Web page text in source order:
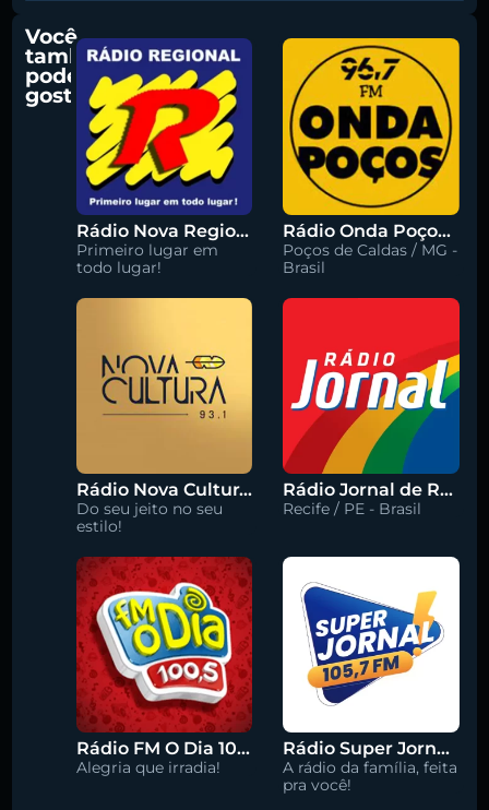
Você
também
pode
gostar
Rádio Nova Regional 91.5 FM
Primeiro lugar em
todo lugar!
Rádio Onda Poços 96.7 FM
Poços de Caldas / MG -
Brasil
Rádio Nova Cultura 93.1 FM
Do seu jeito no seu
estilo!
Rádio Jornal de Recife 90.3 FM
Recife / PE - Brasil
Rádio FM O Dia 100.5
Alegria que irradia!
Rádio Super Jornal 105.7 FM
A rádio da família, feita
pra você!